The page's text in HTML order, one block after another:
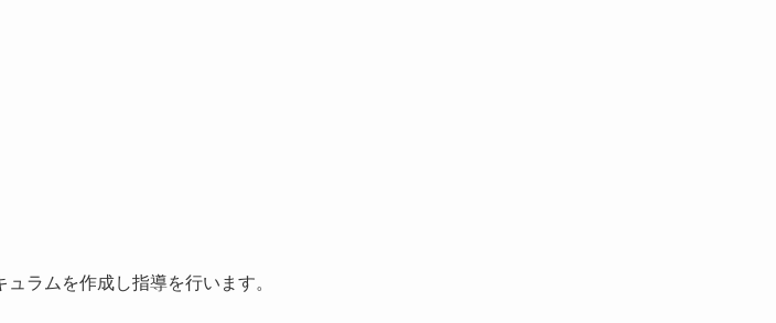
ラムを作成し指導を行います。